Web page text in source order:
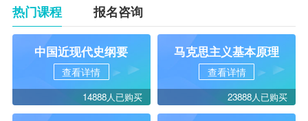
热门课程 报名咨询
中国近现代史纲要
查看详情
14888人已购买
马克思主义基本原理
查看详情
23888人已购买